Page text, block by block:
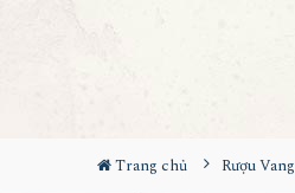
Trang chủ Rượu Vang